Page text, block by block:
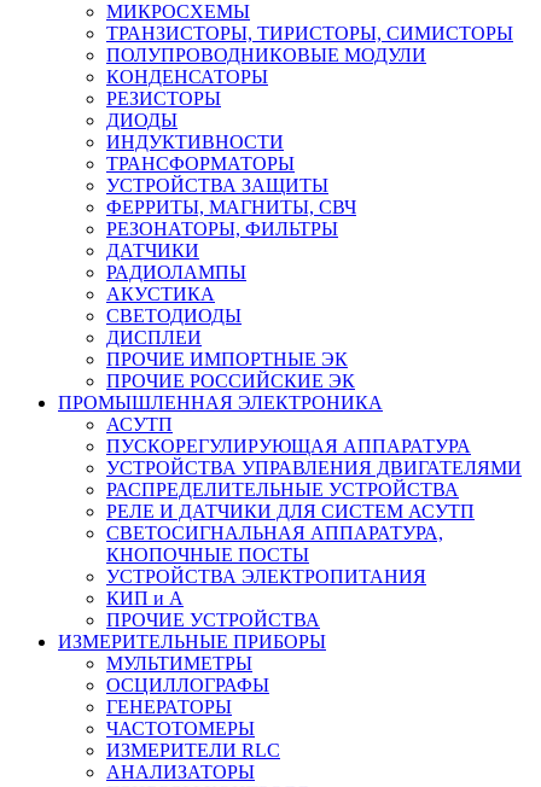
МИКРОСХЕМЫ
ТРАНЗИСТОРЫ, ТИРИСТОРЫ, СИМИСТОРЫ
ПОЛУПРОВОДНИКОВЫЕ МОДУЛИ
КОНДЕНСАТОРЫ
РЕЗИСТОРЫ
ДИОДЫ
ИНДУКТИВНОСТИ
ТРАНСФОРМАТОРЫ
УСТРОЙСТВА ЗАЩИТЫ
ФЕРРИТЫ, МАГНИТЫ, СВЧ
РЕЗОНАТОРЫ, ФИЛЬТРЫ
ДАТЧИКИ
РАДИОЛАМПЫ
АКУСТИКА
СВЕТОДИОДЫ
ДИСПЛЕИ
ПРОЧИЕ ИМПОРТНЫЕ ЭК
ПРОЧИЕ РОССИЙСКИЕ ЭК
ПРОМЫШЛЕННАЯ ЭЛЕКТРОНИКА
АСУТП
ПУСКОРЕГУЛИРУЮЩАЯ АППАРАТУРА
УСТРОЙСТВА УПРАВЛЕНИЯ ДВИГАТЕЛЯМИ
РАСПРЕДЕЛИТЕЛЬНЫЕ УСТРОЙСТВА
РЕЛЕ И ДАТЧИКИ ДЛЯ СИСТЕМ АСУТП
СВЕТОСИГНАЛЬНАЯ АППАРАТУРА,
КНОПОЧНЫЕ ПОСТЫ
УСТРОЙСТВА ЭЛЕКТРОПИТАНИЯ
КИП и А
ПРОЧИЕ УСТРОЙСТВА
ИЗМЕРИТЕЛЬНЫЕ ПРИБОРЫ
МУЛЬТИМЕТРЫ
ОСЦИЛЛОГРАФЫ
ГЕНЕРАТОРЫ
ЧАСТОТОМЕРЫ
ИЗМЕРИТЕЛИ RLC
АНАЛИЗАТОРЫ